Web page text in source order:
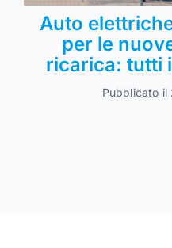
Auto
per le
ricarica: tutti
Pubblicato